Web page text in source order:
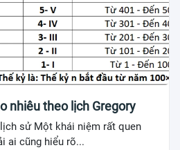
nhiêu theo lịch Gregory
sử Một khái niệm rất quen
ai cũng hiểu rõ...